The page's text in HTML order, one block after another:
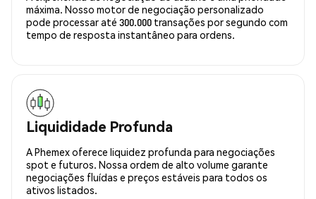
máxima. Nosso motor de negociação personalizado
pode processar até 300.000 transações por segundo com
tempo de resposta instantâneo para ordens.
Liquididade Profunda
A Phemex oferece liquidez profunda para negociações
spot e futuros. Nossa ordem de alto volume garante
negociações fluídas e preços estáveis para todos os
ativos listados.